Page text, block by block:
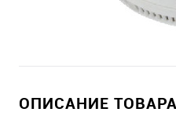
ОПИСАНИЕ ТОВАРА